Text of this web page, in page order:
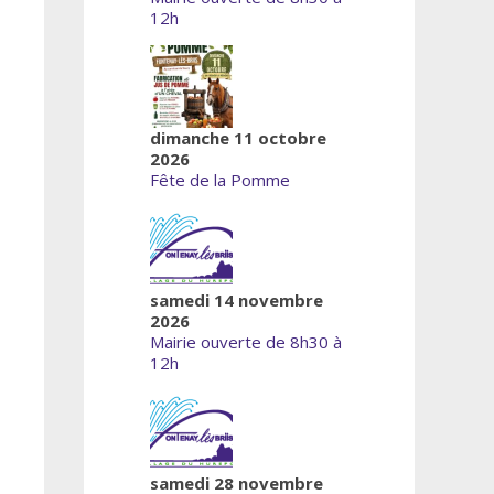
12h
dimanche 11 octobre
2026
Fête de la Pomme
samedi 14 novembre
2026
Mairie ouverte de 8h30 à
12h
samedi 28 novembre